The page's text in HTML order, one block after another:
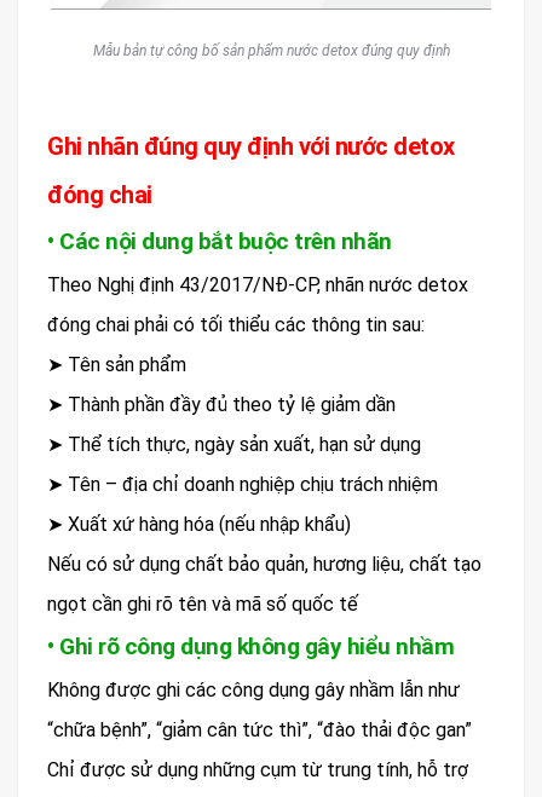
Mẫu bản tự công bố sản phẩm nước detox đúng quy định
Ghi nhãn đúng quy định với nước detox
đóng chai
• Các nội dung bắt buộc trên nhãn
Theo Nghị định 43/2017/NĐ-CP, nhãn nước detox
đóng chai phải có tối thiểu các thông tin sau:
➤ Tên sản phẩm
➤ Thành phần đầy đủ theo tỷ lệ giảm dần
➤ Thể tích thực, ngày sản xuất, hạn sử dụng
➤ Tên – địa chỉ doanh nghiệp chịu trách nhiệm
➤ Xuất xứ hàng hóa (nếu nhập khẩu)
Nếu có sử dụng chất bảo quản, hương liệu, chất tạo
ngọt cần ghi rõ tên và mã số quốc tế
• Ghi rõ công dụng không gây hiểu nhầm
Không được ghi các công dụng gây nhầm lẫn như
“chữa bệnh”, “giảm cân tức thì”, “đào thải độc gan”
Chỉ được sử dụng những cụm từ trung tính, hỗ trợ